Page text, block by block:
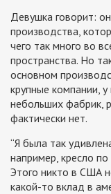
Девушка говорит:
производства,
чего так много во
пространства. Но
основном
крупные компании,
небольших фабрик,
фактически нет.
“Я была так
например, кресло
Этого никто в США
какой-то вклад в